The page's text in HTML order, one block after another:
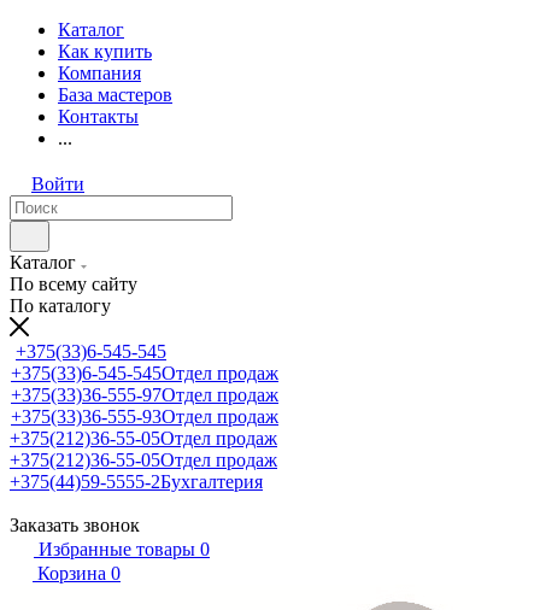
Каталог
Как купить
Компания
База мастеров
Контакты
...
Войти
Каталог
По всему сайту
По каталогу
+375(33)6-545-545
+375(33)6-545-545Отдел продаж
+375(33)36-555-97Отдел продаж
+375(33)36-555-93Отдел продаж
+375(212)36-55-05Отдел продаж
+375(212)36-55-05Отдел продаж
+375(44)59-5555-2Бухгалтерия
Заказать звонок
Избранные товары 0
Корзина 0